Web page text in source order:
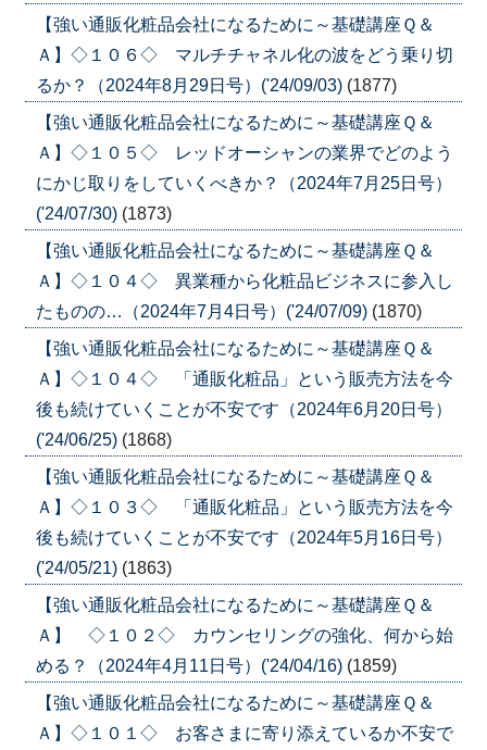
【強い通販化粧品会社になるために～基礎講座Ｑ＆
Ａ】◇１０６◇ マルチチャネル化の波をどう乗り切
るか？（2024年8月29日号）('24/09/03) (1877)
【強い通販化粧品会社になるために～基礎講座Ｑ＆
Ａ】◇１０５◇ レッドオーシャンの業界でどのよう
にかじ取りをしていくべきか？（2024年7月25日号）
('24/07/30) (1873)
【強い通販化粧品会社になるために～基礎講座Ｑ＆
Ａ】◇１０４◇ 異業種から化粧品ビジネスに参入し
たものの…（2024年7月4日号）('24/07/09) (1870)
【強い通販化粧品会社になるために～基礎講座Ｑ＆
Ａ】◇１０４◇ 「通販化粧品」という販売方法を今
後も続けていくことが不安です（2024年6月20日号）
('24/06/25) (1868)
【強い通販化粧品会社になるために～基礎講座Ｑ＆
Ａ】◇１０３◇ 「通販化粧品」という販売方法を今
後も続けていくことが不安です（2024年5月16日号）
('24/05/21) (1863)
【強い通販化粧品会社になるために～基礎講座Ｑ＆
Ａ】 ◇１０２◇ カウンセリングの強化、何から始
める？（2024年4月11日号）('24/04/16) (1859)
【強い通販化粧品会社になるために～基礎講座Ｑ＆
Ａ】◇１０１◇ お客さまに寄り添えているか不安で